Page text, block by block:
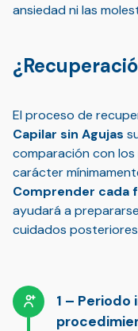
ansiedad ni las
El proceso de
Capilar sin Agujas
comparación con
carácter
Comprender cada
ayudará a
cuidados
Periodo